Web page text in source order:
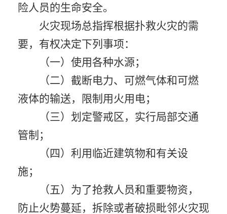
险人员的生命安全。
火灾现场总指挥根据扑救火灾的需
要，有权决定下列事项：
（一）使用各种水源；
（二）截断电力、可燃气体和可燃
液体的输送，限制用火用电；
（三）划定警戒区，实行局部交通
管制；
（四）利用临近建筑物和有关设
施；
（五）为了抢救人员和重要物资，
防止火势蔓延，拆除或者破损毗邻火灾现